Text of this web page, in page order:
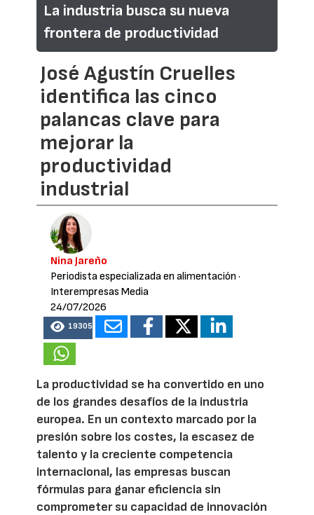
La industria busca su nueva
frontera de productividad
José Agustín Cruelles
identifica las cinco
palancas clave para
mejorar la
productividad
industrial
Nina Jareño
Periodista especializada en alimentación ·
Interempresas Media
24/07/2026
19305
La productividad se ha convertido en uno
de los grandes desafíos de la industria
europea. En un contexto marcado por la
presión sobre los costes, la escasez de
talento y la creciente competencia
internacional, las empresas buscan
fórmulas para ganar eficiencia sin
comprometer su capacidad de innovación